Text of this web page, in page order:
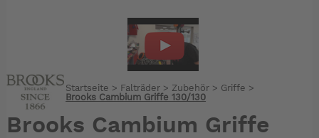
Startseite > Falträder > Zubehör > Griffe >
Brooks Cambium Griffe 130/130
Brooks Cambium Griffe